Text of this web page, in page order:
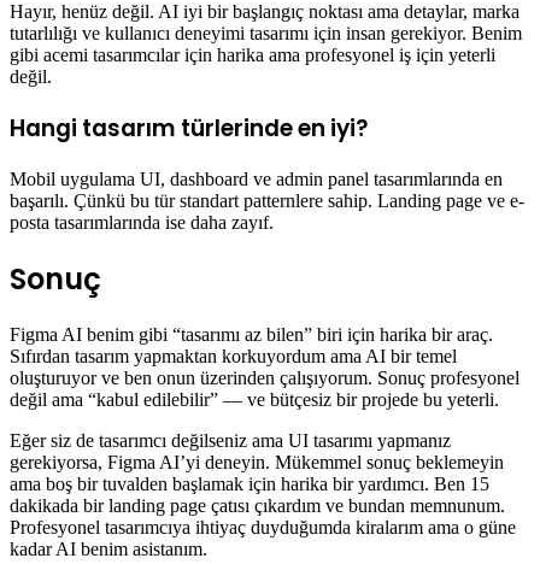
Hayır, henüz değil. AI iyi bir başlangıç noktası ama detaylar, marka
tutarlılığı ve kullanıcı deneyimi tasarımı için insan gerekiyor. Benim
gibi acemi tasarımcılar için harika ama profesyonel iş için yeterli
değil.
Hangi tasarım türlerinde en iyi?
Mobil uygulama UI, dashboard ve admin panel tasarımlarında en
başarılı. Çünkü bu tür standart patternlere sahip. Landing page ve e-
posta tasarımlarında ise daha zayıf.
Sonuç
Figma AI benim gibi “tasarımı az bilen” biri için harika bir araç.
Sıfırdan tasarım yapmaktan korkuyordum ama AI bir temel
oluşturuyor ve ben onun üzerinden çalışıyorum. Sonuç profesyonel
değil ama “kabul edilebilir” — ve bütçesiz bir projede bu yeterli.
Eğer siz de tasarımcı değilseniz ama UI tasarımı yapmanız
gerekiyorsa, Figma AI’yi deneyin. Mükemmel sonuç beklemeyin
ama boş bir tuvalden başlamak için harika bir yardımcı. Ben 15
dakikada bir landing page çatısı çıkardım ve bundan memnunum.
Profesyonel tasarımcıya ihtiyaç duyduğumda kiralarım ama o güne
kadar AI benim asistanım.